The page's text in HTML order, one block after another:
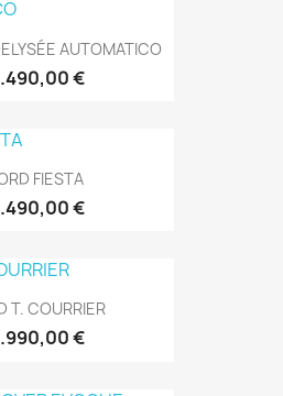
AUTOMATICO
€
FIESTA
€
T. COURRIER
€